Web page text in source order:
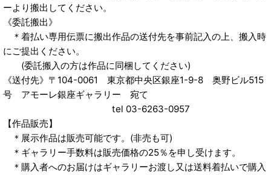
ーより搬出してください。
《委託搬出》
＊着払い専用伝票に搬出作品の送付先を事前記入の上、搬入時
にご提出ください。
(委託搬入の方は作品に同梱してください)
《送付先》〒104-0061 東京都中央区銀座1-9-8 奥野ビル515
号 アモーレ銀座ギャラリー 宛て
tel 03-6263-0957
【作品販売】
＊展示作品は販売可能です。(非売も可)
＊ギャラリー手数料は販売価格の25％を申し受けます。
＊購入者へのお届けはギャラリーお渡し又は送料着払いで購入